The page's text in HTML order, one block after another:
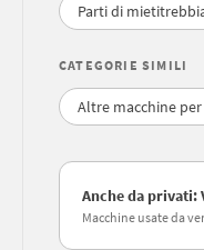
Parti di
CATEGORIE SIMILI
Altre macchine
Anche da
Macchine usate da